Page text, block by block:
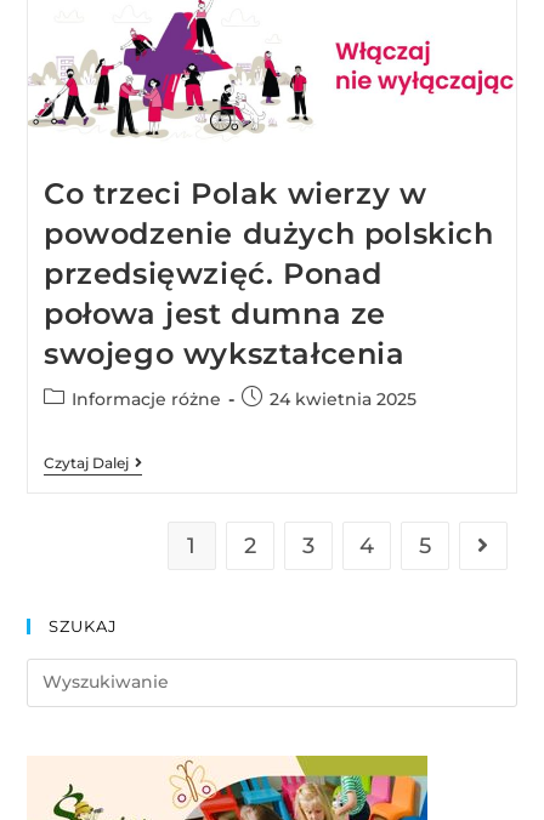
Co trzeci Polak wierzy w
powodzenie dużych polskich
przedsięwzięć. Ponad
połowa jest dumna ze
swojego wykształcenia
Informacje różne 24 kwietnia 2025
Czytaj Dalej
1 2 3 4 5
SZUKAJ